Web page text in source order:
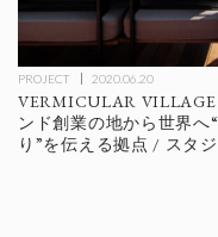
PROJECT 2020.06.20
VERMICULAR
ンド創業の地から世界へ
り”を伝える拠点 / スタ